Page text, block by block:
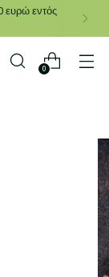
ευρώ εντός
0